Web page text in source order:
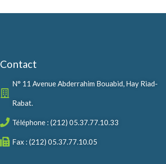
Contact
N° 11 Avenue Abderrahim Bouabid, Hay Riad-
Rabat.
Téléphone : (212) 05.37.77.10.33
Fax : (212) 05.37.77.10.05